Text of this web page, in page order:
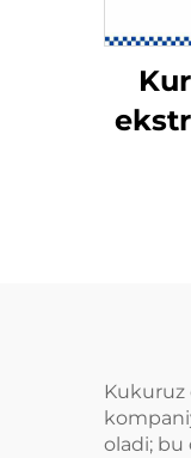
Kukuruz
oladi; bu